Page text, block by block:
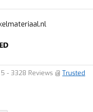
5 - 3328 Reviews @ Trusted